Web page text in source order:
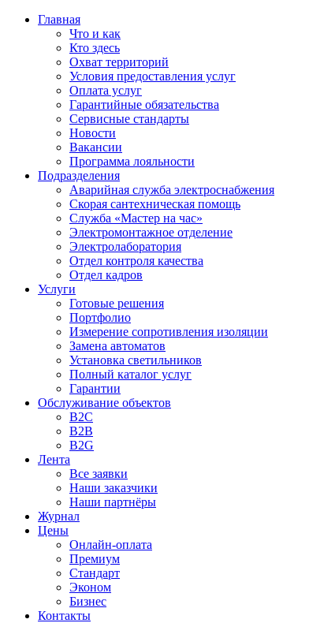
Главная
Что и как
Кто здесь
Охват территорий
Условия предоставления услуг
Оплата услуг
Гарантийные обязательства
Сервисные стандарты
Новости
Вакансии
Программа лояльности
Подразделения
Аварийная служба электроснабжения
Скорая сантехническая помощь
Служба «Мастер на час»
Электромонтажное отделение
Электролаборатория
Отдел контроля качества
Отдел кадров
Услуги
Готовые решения
Портфолио
Измерение сопротивления изоляции
Замена автоматов
Установка светильников
Полный каталог услуг
Гарантии
Обслуживание объектов
B2C
B2B
B2G
Лента
Все заявки
Наши заказчики
Наши партнёры
Журнал
Цены
Онлайн-оплата
Премиум
Стандарт
Эконом
Бизнес
Контакты